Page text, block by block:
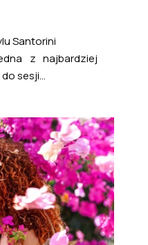
Santorini
z najbardziej
sesji...